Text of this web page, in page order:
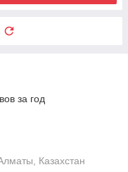
за год
Казахстан